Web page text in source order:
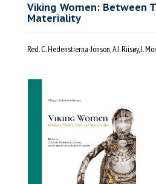
Viking Women: Between
Materiality
Red. C. Hedenstierna-Jonson, A.I. Riisøy, J.